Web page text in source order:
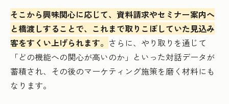
そこから興味関心に応じて、資料請求やセミナー案内へ
と橋渡しすることで、これまで取りこぼしていた見込み
客をすくい上げられます。 さらに、やり取りを通じて
「どの機能への関心が高いのか」といった対話データが
蓄積され、その後のマーケティング施策を磨く材料にも
なります。